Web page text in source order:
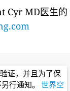
Cyr MD医生的
证，并且为了保
行通知。 世界空